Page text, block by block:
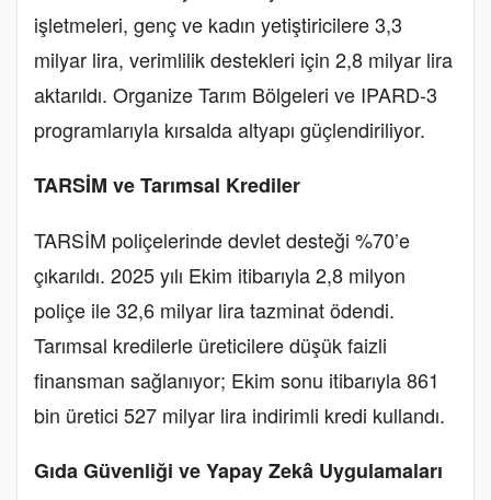
işletmeleri, genç ve kadın yetiştiricilere 3,3
milyar lira, verimlilik destekleri için 2,8 milyar lira
aktarıldı. Organize Tarım Bölgeleri ve IPARD-3
programlarıyla kırsalda altyapı güçlendiriliyor.
TARSİM ve Tarımsal Krediler
TARSİM poliçelerinde devlet desteği %70’e
çıkarıldı. 2025 yılı Ekim itibarıyla 2,8 milyon
poliçe ile 32,6 milyar lira tazminat ödendi.
Tarımsal kredilerle üreticilere düşük faizli
finansman sağlanıyor; Ekim sonu itibarıyla 861
bin üretici 527 milyar lira indirimli kredi kullandı.
Gıda Güvenliği ve Yapay Zekâ Uygulamaları